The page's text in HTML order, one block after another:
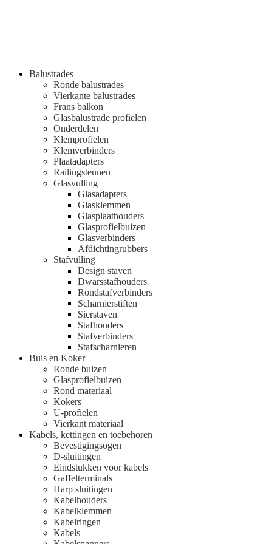
Balustrades
Ronde balustrades
Vierkante balustrades
Frans balkon
Glasbalustrade profielen
Onderdelen
Klemprofielen
Klemverbinders
Plaatadapters
Railingsteunen
Glasvulling
Glasadapters
Glasklemmen
Glasplaathouders
Glasprofielbuizen
Glasverbinders
Afdichtingrubbers
Stafvulling
Design staven
Dwarsstafhouders
Rondstafverbinders
Scharnierstiften
Sierstaven
Stafhouders
Stafverbinders
Stafscharnieren
Buis en Koker
Ronde buizen
Glasprofielbuizen
Rond materiaal
Kokers
U-profielen
Vierkant materiaal
Kabels, kettingen en toebehoren
Bevestigingsogen
D-sluitingen
Eindstukken voor kabels
Gaffelterminals
Harp sluitingen
Kabelhouders
Kabelklemmen
Kabelringen
Kabels